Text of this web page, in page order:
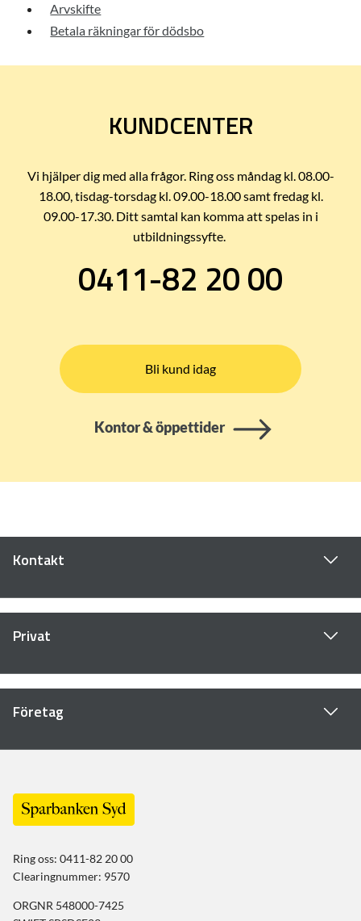
Arvskifte
Betala räkningar för dödsbo
KUNDCENTER
Vi hjälper dig med alla frågor. Ring oss måndag kl. 08.00-
18.00, tisdag-torsdag kl. 09.00-18.00 samt fredag kl.
09.00-17.30. Ditt samtal kan komma att spelas in i
utbildningssyfte.
0411-82 20 00
Bli kund idag
Kontor & öppettider
Kontakt
Privat
Företag
Ring oss: 0411-82 20 00
Clearingnummer: 9570
ORGNR 548000-7425